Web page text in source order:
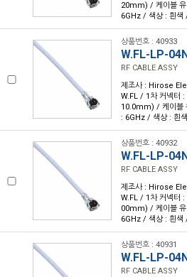
20mm) / 케이블 유
6GHz / 색상 : 흰색
상품번호 : 40933
W.FL-LP-
RF CABLE ASSY
제조사 : Hirose
W.FL / 1차 커넥터
10.0mm) / 케이블
: 6GHz / 색상 : 흰
상품번호 : 40932
W.FL-LP-
RF CABLE ASSY
제조사 : Hirose
W.FL / 1차 커넥터
00mm) / 케이블 유
6GHz / 색상 : 흰색
상품번호 : 40931
W.FL-LP-
RF CABLE ASSY